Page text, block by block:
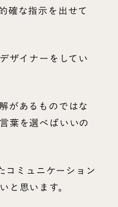
確な指示を出せて
ザイナーをしてい
があるものではな
葉を選べばいいの
ミュニケーション
思います。